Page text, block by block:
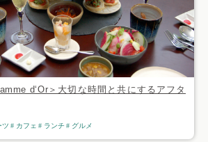
d‘Or＞大切な時間と共にするアフタ
ツ カフェ ランチ グルメ